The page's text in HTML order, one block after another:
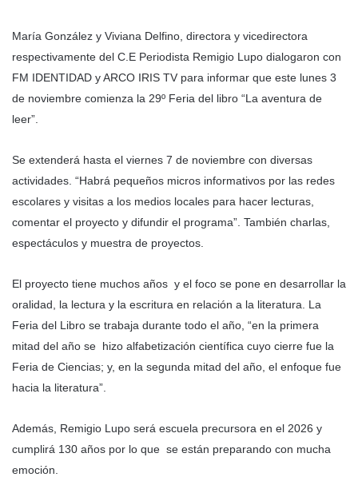
María González y Viviana Delfino, directora y vicedirectora
respectivamente del C.E Periodista Remigio Lupo dialogaron con
FM IDENTIDAD y ARCO IRIS TV para informar que este lunes 3
de noviembre comienza la 29º Feria del libro “La aventura de
leer”.
Se extenderá hasta el viernes 7 de noviembre con diversas
actividades. “Habrá pequeños micros informativos por las redes
escolares y visitas a los medios locales para hacer lecturas,
comentar el proyecto y difundir el programa”. También charlas,
espectáculos y muestra de proyectos.
El proyecto tiene muchos años y el foco se pone en desarrollar la
oralidad, la lectura y la escritura en relación a la literatura. La
Feria del Libro se trabaja durante todo el año, “en la primera
mitad del año se hizo alfabetización científica cuyo cierre fue la
Feria de Ciencias; y, en la segunda mitad del año, el enfoque fue
hacia la literatura”.
Además, Remigio Lupo será escuela precursora en el 2026 y
cumplirá 130 años por lo que se están preparando con mucha
emoción.